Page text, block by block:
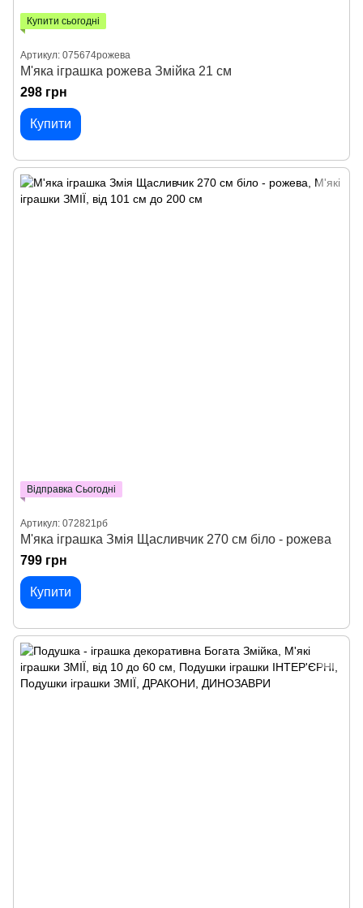
Купити сьогодні
Артикул: 075674рожева
М'яка іграшка рожева Змійка 21 см
298 грн
Купити
Відправка Сьогодні
Артикул: 072821рб
М'яка іграшка Змія Щасливчик 270 см біло - рожева
799 грн
Купити